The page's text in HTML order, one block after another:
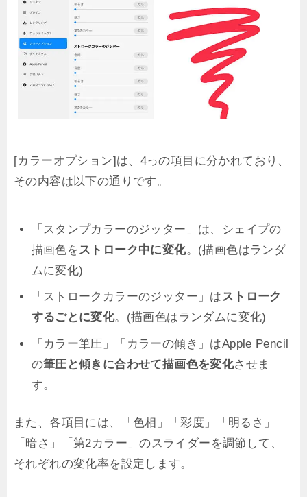
[カラーオプション]は、4っの項目に分かれており、
その内容は以下の通りです。
「スタンプカラーのジッター」は、シェイプの
描画色をストローク中に変化。(描画色はランダ
ムに変化)
「ストロークカラーのジッター」はストローク
するごとに変化。(描画色はランダムに変化)
「カラー筆圧」「カラーの傾き」はApple Pencil
の筆圧と傾きに合わせて描画色を変化させま
す。
また、各項目には、「色相」「彩度」「明るさ」
「暗さ」「第2カラー」のスライダーを調節して、
それぞれの変化率を設定します。